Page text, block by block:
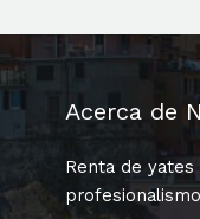
Acerca de
Renta de yates